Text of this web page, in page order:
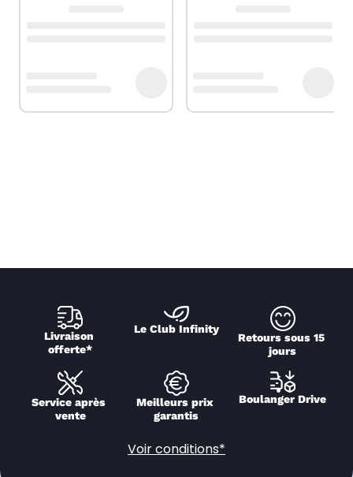
Livraison
offerte*
Le Club Infinity
Retours sous 15
jours
Service après
vente
Meilleurs prix
garantis
Boulanger Drive
Voir conditions*